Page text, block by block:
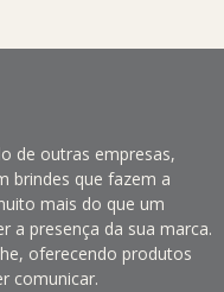
de outras empresas,
brindes que fazem a
mais do que um
a presença da sua marca.
oferecendo produtos
comunicar.